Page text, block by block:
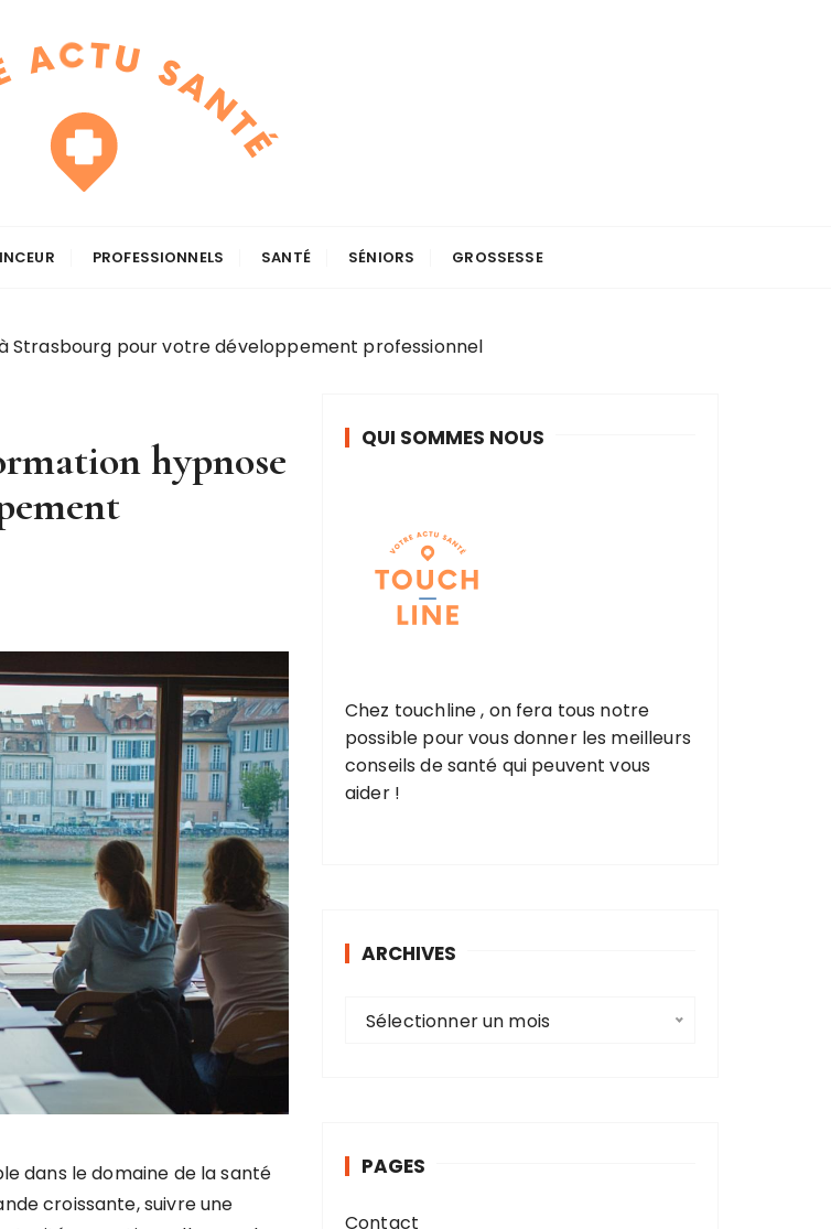
PROFESSIONNELS SANTÉ SÉNIORS GROSSESSE
Strasbourg pour votre développement professionnel
hypnose
dans le domaine de la santé
croissante, suivre une
QUI SOMMES NOUS
Chez touchline , on fera tous notre
possible pour vous donner les meilleurs
conseils de santé qui peuvent vous
aider !
ARCHIVES
e
Sélectionner un mois
PAGES
Contact